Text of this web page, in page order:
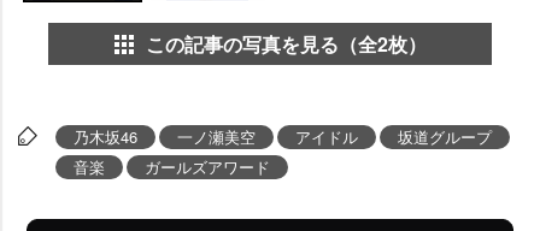
この記事の写真を見る（全2枚）
乃木坂46 一ノ瀬美空 アイドル
坂道グループ
音楽
ガールズアワード